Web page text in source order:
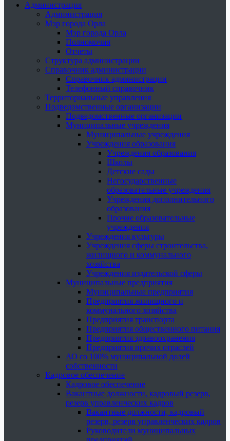
Администрация
Администрация
Мэр города Орла
Мэр города Орла
Полномочия
Отчеты
Структура администрации
Справочник администрации
Справочник администрации
Телефонный справочник
Территориальные управления
Подведомственные организации
Подведомственные организации
Муниципальные учреждения
Муниципальные учреждения
Учреждения образования
Учреждения образования
Школы
Детские сады
Негосударственные
образовательные учреждения
Учреждения дополнительного
образования
Прочие образовательные
учреждения
Учреждения культуры
Учреждения сферы строительства,
жилищного и коммунального
хозяйства
Учреждения издательской сферы
Муниципальные предприятия
Муниципальные предприятия
Предприятия жилищного и
коммунального хозяйства
Предприятия транспорта
Предприятия общественного питания
Предприятия здравоохранения
Предприятия прочих отраслей
АО со 100% муниципальной долей
собственности
Кадровое обеспечение
Кадровое обеспечение
Вакантные должности, кадровый резерв,
резерв управленческих кадров
Вакантные должности, кадровый
резерв, резерв управленческих кадров
Руководители муниципальных